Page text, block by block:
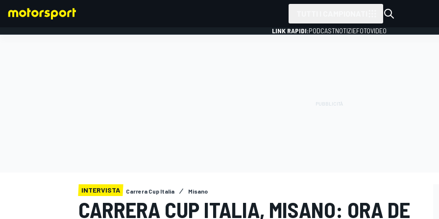
LINK RAPIDI:PODCASTNOTIZIEFOTOVIDEO
INTERVISTA Carrera Cup Italia Misano
CARRERA CUP ITALIA, MISANO: ORA DE